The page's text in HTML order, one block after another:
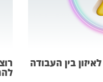
בין העבודה